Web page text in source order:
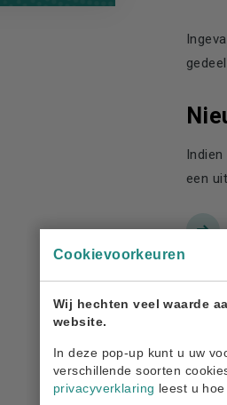
Cookievoorkeuren
Wij hechten veel waarde
website.
In deze pop-up kunt u uw
verschillende soorten
privacyverklaring leest u
een
Als u
recht